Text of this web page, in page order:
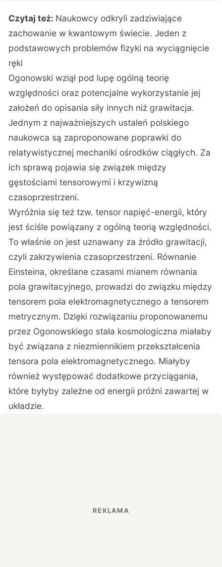
Czytaj też: Naukowcy odkryli zadziwiające
zachowanie w kwantowym świecie. Jeden z
podstawowych problemów fizyki na wyciągnięcie
ręki
Ogonowski wziął pod lupę ogólną teorię
względności oraz potencjalne wykorzystanie jej
założeń do opisania siły innych niż grawitacja.
Jednym z najważniejszych ustaleń polskiego
naukowca są zaproponowane poprawki do
relatywistycznej mechaniki ośrodków ciągłych. Za
ich sprawą pojawia się związek między
gęstościami tensorowymi i krzywizną
czasoprzestrzeni.
Wyróżnia się też tzw. tensor napięć-energii, który
jest ściśle powiązany z ogólną teorią względności.
To właśnie on jest uznawany za źródło grawitacji,
czyli zakrzywienia czasoprzestrzeni. Równanie
Einsteina, określane czasami mianem równania
pola grawitacyjnego, prowadzi do związku między
tensorem pola elektromagnetycznego a tensorem
metrycznym. Dzięki rozwiązaniu proponowanemu
przez Ogonowskiego stała kosmologiczna miałaby
być związana z niezmiennikiem przekształcenia
tensora pola elektromagnetycznego. Miałyby
również występować dodatkowe przyciągania,
które byłyby zależne od energii próżni zawartej w
układzie.